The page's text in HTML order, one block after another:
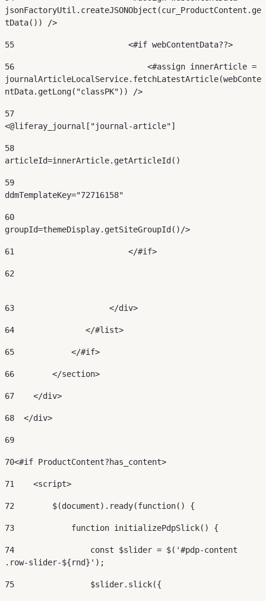
jsonFactoryUtil.createJSONObject(cur_ProductContent.ge
tData()) />
55
                        <#if webContentData??>
56
                            <#assign innerArticle =
journalArticleLocalService.fetchLatestArticle(webConte
ntData.getLong("classPK")) />
57
<@liferay_journal["journal-article"]
58
articleId=innerArticle.getArticleId()
59
ddmTemplateKey="72716158"
60
groupId=themeDisplay.getSiteGroupId()/>
61
                        </#if>
62
63
                    </div>
64
               </#list>
65
            </#if>
66
        </section>
67
    </div>
68
  </div>
69
70<#if ProductContent?has_content>
71
    <script>
72
        $(document).ready(function() {
73
            function initializePdpSlick() {
74
                const $slider = $('#pdp-content
.row-slider-${rnd}');
75
                $slider.slick({